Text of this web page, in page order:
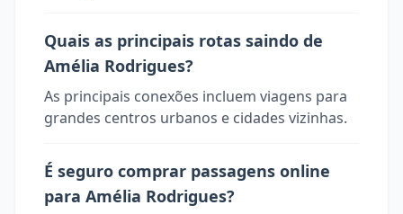
Quais as principais rotas saindo de
Amélia Rodrigues?
As principais conexões incluem viagens para
grandes centros urbanos e cidades vizinhas.
É seguro comprar passagens online
para Amélia Rodrigues?